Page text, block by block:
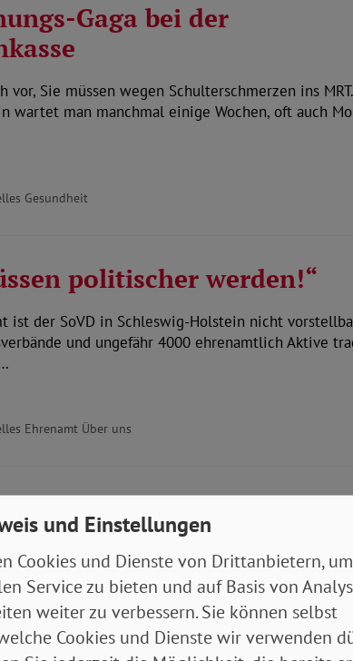
Gaga bei der
vor, Sie müssen wegen Schulterschmerzen ins
wartet man manchmal einige Wochen, oft auch
Gesundheit
politischer werden!“
ist der SoVD in Schleswig-Holstein nicht
und ungefähr 4000 ehrenamtlich Aktive
Ehrenamt Über uns
beschlossen –
Belastungen für Versicherte
dem GKV-Sparpaket zu. Der SoVD kritisiert
Einschnitte bei der Familienversicherung.
und Einstellungen
Cookies und Dienste von Drittanbietern,
Service zu bieten und auf Basis von
weiter zu verbessern. Sie können selbst
Cookies und Dienste wir verwenden